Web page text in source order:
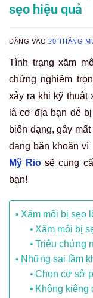
sẹo hiệu quả
ĐĂNG VÀO20 THÁNG
Tình trạng xăm
chứng nghiêm
xảy ra khi kỹ thuật
là cơ địa bạn dễ
biến dạng, gây
đang băn khoăn
Mỹ Rio sẽ cung
bạn!
Xăm môi bị sẹo
Xăm môi bị
Triệu chứng
Những sai lầm
Chọn cơ sở
Không kiêng